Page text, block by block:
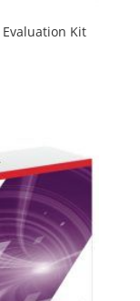
Evaluation Kit